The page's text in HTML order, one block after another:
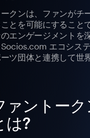
クンは、ファンがチ
とを可能にすること
エンゲージメントを
エコシス
ツ団体と連携して世
ァントーク
は?